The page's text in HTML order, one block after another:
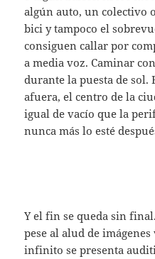
algún auto, un colectivo
bici y tampoco el
consiguen callar por
a media voz. Caminar
durante la puesta de sol.
afuera, el centro de la
igual de vacío que la
nunca más lo esté
Y el fin se queda sin
pese al alud de
infinito se presenta